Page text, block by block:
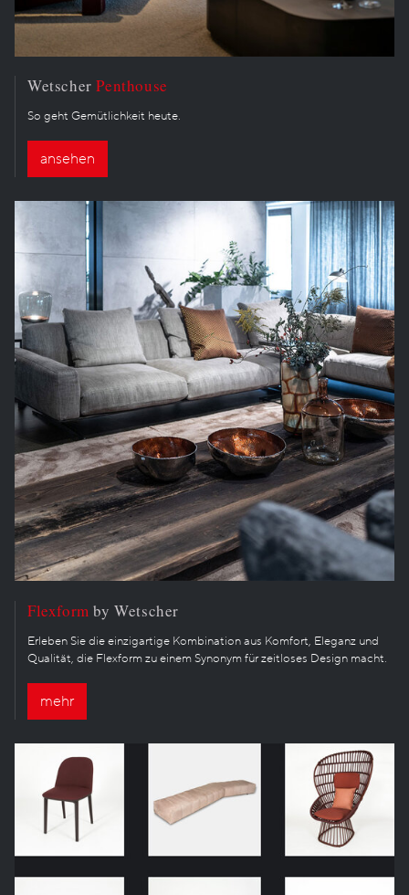
WetscherPenthouse
So geht Gemütlichkeit heute.
ansehen
Flexform by Wetscher
Erleben Sie die einzigartige Kombination aus Komfort, Eleganz und
Qualität, die Flexform zu einem Synonym für zeitloses Design macht.
mehr